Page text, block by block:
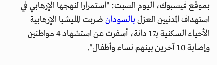
بموقع فيسبوك، اليوم السبت: "استمرارا لنهجها الإرهابي في
استهداف المدنيين العزلبالسودان ضربت المليشيا الإرهابية
الأحياء السكنية بـ17 دانة، أسفرت عن استشهاد 4 مواطنين
وإصابة 10 آخرين بينهم نساء وأطفال".